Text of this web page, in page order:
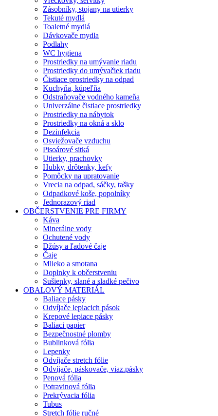
Zásobníky, stojany na utierky
Tekuté mydlá
Toaletné mydlá
Dávkovače mydla
Podlahy
WC hygiena
Prostriedky na umývanie riadu
Prostriedky do umývačiek riadu
Čistiace prostriedky na odpad
Kuchyňa, kúpeľňa
Odstraňovače vodného kameňa
Univerzálne čistiace prostriedky
Prostriedky na nábytok
Prostriedky na okná a sklo
Dezinfekcia
Osviežovače vzduchu
Pisoárové sitká
Utierky, prachovky
Hubky, drôtenky, kefy
Pomôcky na upratovanie
Vrecia na odpad, sáčky, tašky
Odpadkové koše, popolníky
Jednorazový riad
OBČERSTVENIE PRE FIRMY
Káva
Minerálne vody
Ochutené vody
Džúsy a ľadové čaje
Čaje
Mlieko a smotana
Doplnky k občerstveniu
Sušienky, slané a sladké pečivo
OBALOVÝ MATERIÁL
Baliace pásky
Odvíjače lepiacich pások
Krepové lepiace pásky
Baliaci papier
Bezpečnostné plomby
Bublinková fólia
Lepenky
Odvíjače stretch fólie
Odvíjače, páskovače, viaz.pásky
Penová fólia
Potravinová fólia
Prekrývacia fólia
Tubus
Stretch fólie ručné